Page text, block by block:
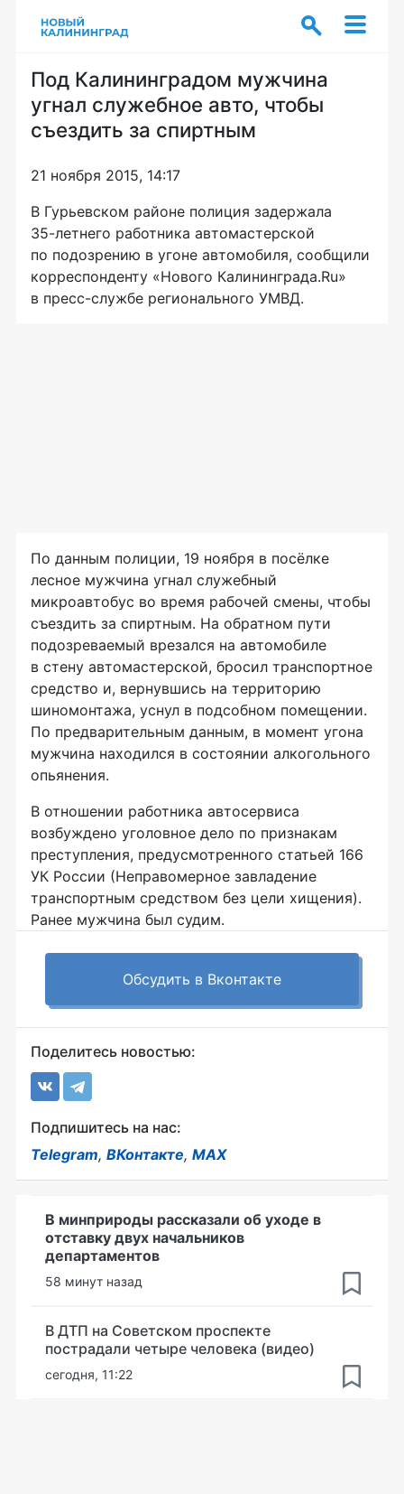
Под Калининградом мужчина
угнал служебное авто, чтобы
съездить за спиртным
21 ноября 2015, 14:17
В Гурьевском районе полиция задержала
35-летнего работника автомастерской
по подозрению в угоне автомобиля, сообщили
корреспонденту «Нового Калининграда.Ru»
в пресс-службе регионального УМВД.
По данным полиции, 19 ноября в посёлке
лесное мужчина угнал служебный
микроавтобус во время рабочей смены, чтобы
съездить за спиртным. На обратном пути
подозреваемый врезался на автомобиле
в стену автомастерской, бросил транспортное
средство и, вернувшись на территорию
шиномонтажа, уснул в подсобном помещении.
По предварительным данным, в момент угона
мужчина находился в состоянии алкогольного
опьянения.
В отношении работника автосервиса
возбуждено уголовное дело по признакам
преступления, предусмотренного статьей 166
УК России (Неправомерное завладение
транспортным средством без цели хищения).
Ранее мужчина был судим.
Обсудить в Вконтакте
Поделитесь новостью:
Подпишитесь на нас:
Telegram, ВКонтакте, MAX
В минприроды рассказали об уходе в
отставку двух начальников
департаментов
58 минут назад
В ДТП на Советском проспекте
пострадали четыре человека (видео)
сегодня, 11:22